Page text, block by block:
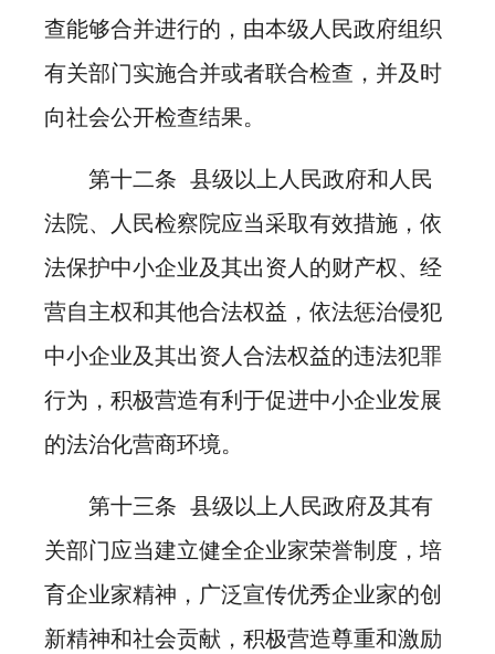
查能够合并进行的，由本级人民政府组织
有关部门实施合并或者联合检查，并及时
向社会公开检查结果。
第十二条 县级以上人民政府和人民
法院、人民检察院应当采取有效措施，依
法保护中小企业及其出资人的财产权、经
营自主权和其他合法权益，依法惩治侵犯
中小企业及其出资人合法权益的违法犯罪
行为，积极营造有利于促进中小企业发展
的法治化营商环境。
第十三条 县级以上人民政府及其有
关部门应当建立健全企业家荣誉制度，培
育企业家精神，广泛宣传优秀企业家的创
新精神和社会贡献，积极营造尊重和激励